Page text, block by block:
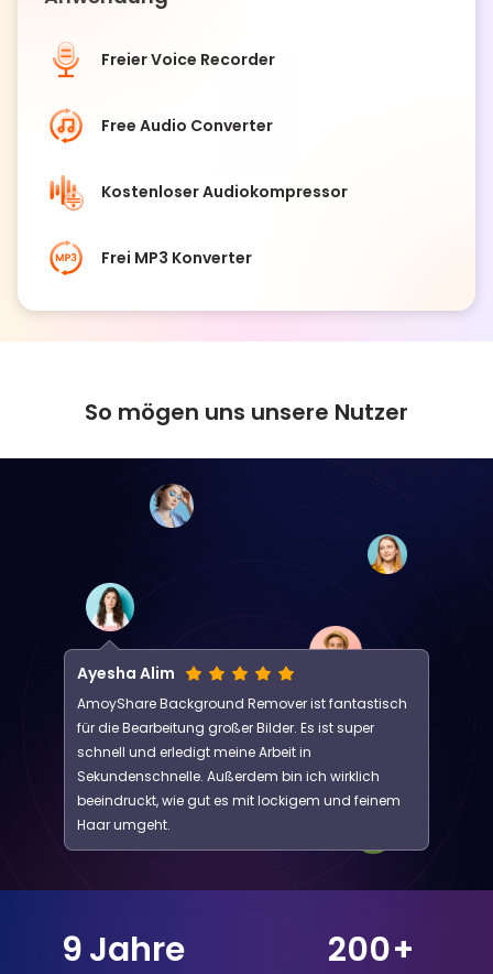
Freier Voice Recorder
Free Audio Converter
Kostenloser Audiokompressor
Frei MP3 Konverter
So mögen uns unsere Nutzer
Ayesha Alim
AmoyShare Background Remover ist fantastisch
für die Bearbeitung großer Bilder. Es ist super
schnell und erledigt meine Arbeit in
Sekundenschnelle. Außerdem bin ich wirklich
beeindruckt, wie gut es mit lockigem und feinem
Haar umgeht.
9Jahre 200+